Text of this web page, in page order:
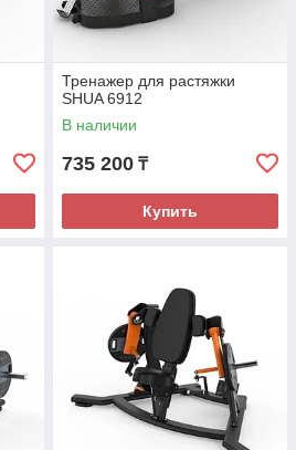
Тренажер для растяжки
SHUA 6912
В наличии
735 200 ₸
Купить